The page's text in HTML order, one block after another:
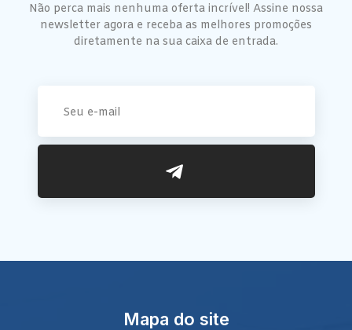
Não perca mais nenhuma oferta incrível! Assine nossa
newsletter agora e receba as melhores promoções
diretamente na sua caixa de entrada.
Mapa do site